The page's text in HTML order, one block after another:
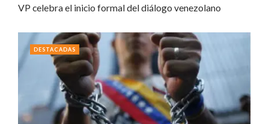
VP celebra el inicio formal del diálogo venezolano
DESTACADAS